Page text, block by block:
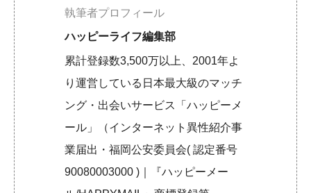
執筆者プロフィール
ハッピーライフ編集部
累計登録数3,500万以上、2001年よ
り運営している日本最大級のマッチ
ング・出会いサービス「ハッピーメ
ール」（インターネット異性紹介事
業届出・福岡公安委員会( 認定番号
90080003000 )｜『ハッピーメー